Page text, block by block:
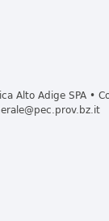
Alto Adige SPA •